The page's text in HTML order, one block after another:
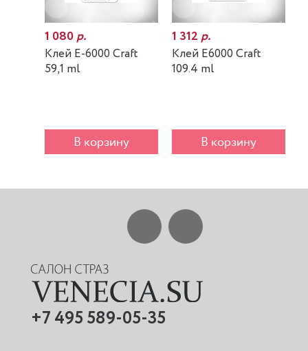
1 080р.
Клей E-6000 Craft
59,1 ml
В корзину
1 312р.
Клей E6000 Craft
109.4 ml
В корзину
+7 495 589-05-35